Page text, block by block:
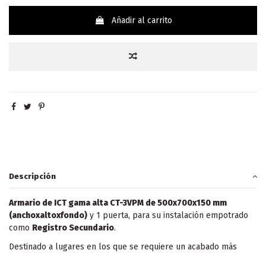
Añadir al carrito
Descripción
Armario de ICT gama alta CT-3VPM de 500x700x150 mm
(anchoxaltoxfondo) y 1 puerta, para su instalación empotrado
como Registro Secundario.
Destinado a lugares en los que se requiere un acabado más